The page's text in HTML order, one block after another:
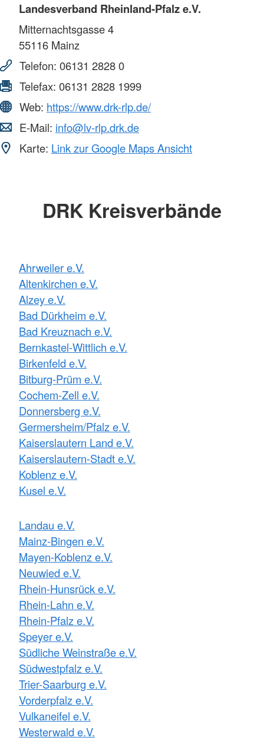
Landesverband Rheinland-Pfalz e.V.
Mitternachtsgasse 4
55116 Mainz
Telefon: 06131 2828 0
Telefax: 06131 2828 1999
Web: https://www.drk-rlp.de/
E-Mail: info@lv-rlp.drk.de
Karte: Link zur Google Maps Ansicht
DRK Kreisverbände
Ahrweiler e.V.
Altenkirchen e.V.
Alzey e.V.
Bad Dürkheim e.V.
Bad Kreuznach e.V.
Bernkastel-Wittlich e.V.
Birkenfeld e.V.
Bitburg-Prüm e.V.
Cochem-Zell e.V.
Donnersberg e.V.
Germersheim/Pfalz e.V.
Kaiserslautern Land e.V.
Kaiserslautern-Stadt e.V.
Koblenz e.V.
Kusel e.V.
Landau e.V.
Mainz-Bingen e.V.
Mayen-Koblenz e.V.
Neuwied e.V.
Rhein-Hunsrück e.V.
Rhein-Lahn e.V.
Rhein-Pfalz e.V.
Speyer e.V.
Südliche Weinstraße e.V.
Südwestpfalz e.V.
Trier-Saarburg e.V.
Vorderpfalz e.V.
Vulkaneifel e.V.
Westerwald e.V.